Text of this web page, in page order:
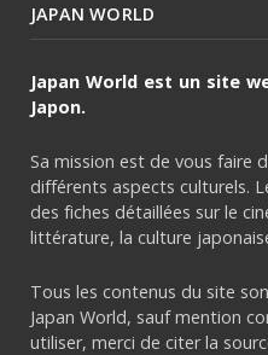
JAPAN WORLD
Japan World est un site
Japon.
Sa mission est de vous faire
différents aspects culturels.
des fiches détaillées sur le
littérature, la culture
Tous les contenus du site
Japan World, sauf mention
utiliser, merci de citer la